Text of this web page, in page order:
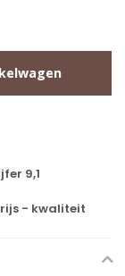
9,1
- kwaliteit